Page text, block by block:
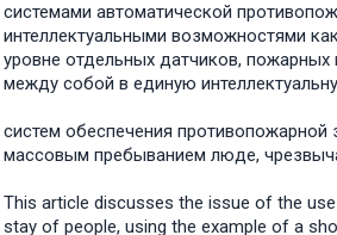
системами автоматической
интеллектуальными возможностями
уровне отдельных датчиков,
между собой в единую
систем обеспечения
массовым пребыванием люде,
This article discusses the issue of the
stay of people, using the example of a